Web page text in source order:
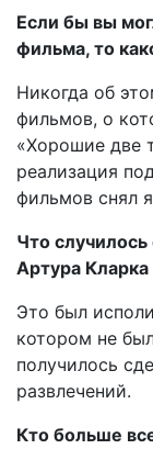
Если бы вы
фильма, то
Никогда об
фильмов, о
«Хорошие две
реализация
фильмов снял
Что случилось
Артура
Это был
котором не
получилось
развлечений.
Кто больше